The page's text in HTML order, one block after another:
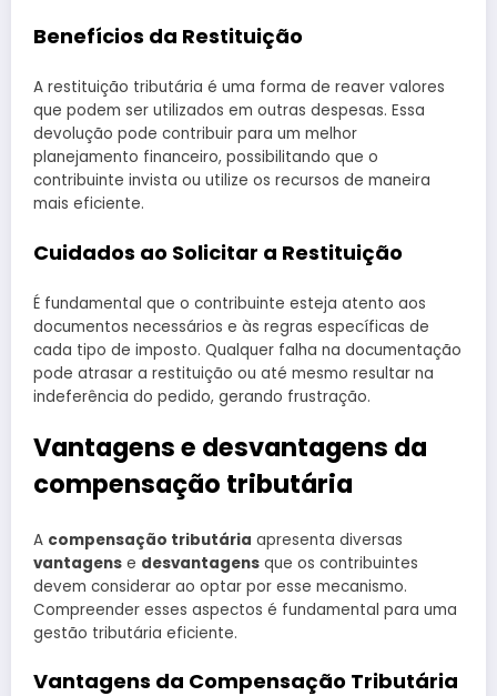
Benefícios da Restituição
A restituição tributária é uma forma de reaver valores
que podem ser utilizados em outras despesas. Essa
devolução pode contribuir para um melhor
planejamento financeiro, possibilitando que o
contribuinte invista ou utilize os recursos de maneira
mais eficiente.
Cuidados ao Solicitar a Restituição
É fundamental que o contribuinte esteja atento aos
documentos necessários e às regras específicas de
cada tipo de imposto. Qualquer falha na documentação
pode atrasar a restituição ou até mesmo resultar na
indeferência do pedido, gerando frustração.
Vantagens e desvantagens da
compensação tributária
A compensação tributária apresenta diversas
vantagens e desvantagens que os contribuintes
devem considerar ao optar por esse mecanismo.
Compreender esses aspectos é fundamental para uma
gestão tributária eficiente.
Vantagens da Compensação Tributária